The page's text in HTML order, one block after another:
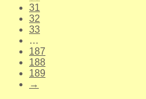
31
32
33
…
187
188
189
→